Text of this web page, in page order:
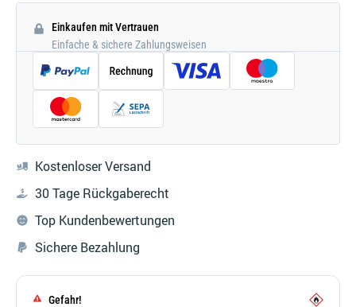
Einkaufen mit Vertrauen
Einfache & sichere Zahlungsweisen
Kostenloser Versand
30 Tage Rückgaberecht
Top Kundenbewertungen
Sichere Bezahlung
Gefahr!